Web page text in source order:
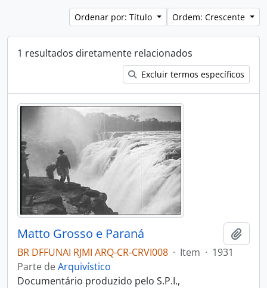
Ordenar por: Título Ordem: Crescente
1 resultados diretamente relacionados
Excluir termos específicos
Matto Grosso e Paraná
BR DFFUNAI RJMI ARQ-CR-CRVI008 · Item · 1931
Parte deArquivístico
Documentário produzido pelo S.P.I.,